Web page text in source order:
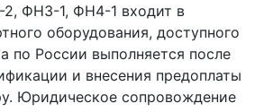
ФН3-1, ФН4-1 входит в
оборудования, доступного
по России выполняется после
и внесения предоплаты
Юридическое сопровождение